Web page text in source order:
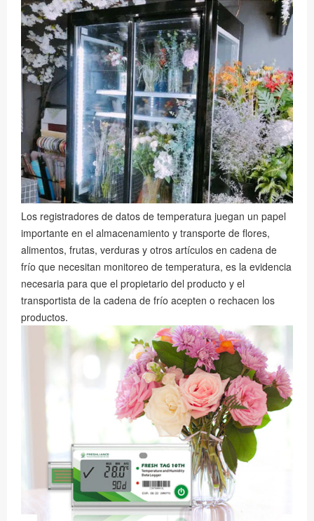
Los registradores de datos de temperatura juegan un papel
importante en el almacenamiento y transporte de flores,
alimentos, frutas, verduras y otros artículos en cadena de
frío que necesitan monitoreo de temperatura, es la evidencia
necesaria para que el propietario del producto y el
transportista de la cadena de frío acepten o rechacen los
productos.